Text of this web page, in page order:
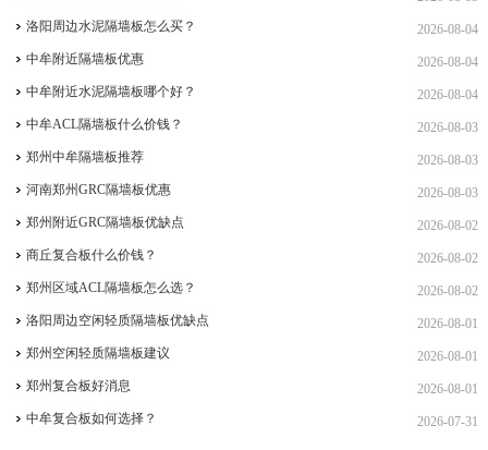
2026-08-04
洛阳周边水泥隔墙板怎么买？
2026-08-04
中牟附近隔墙板优惠
2026-08-04
中牟附近水泥隔墙板哪个好？
2026-08-03
中牟ACL隔墙板什么价钱？
2026-08-03
郑州中牟隔墙板推荐
2026-08-03
河南郑州GRC隔墙板优惠
2026-08-02
郑州附近GRC隔墙板优缺点
2026-08-02
商丘复合板什么价钱？
2026-08-02
郑州区域ACL隔墙板怎么选？
2026-08-01
洛阳周边空闲轻质隔墙板优缺点
2026-08-01
郑州空闲轻质隔墙板建议
2026-08-01
郑州复合板好消息
2026-07-31
中牟复合板如何选择？